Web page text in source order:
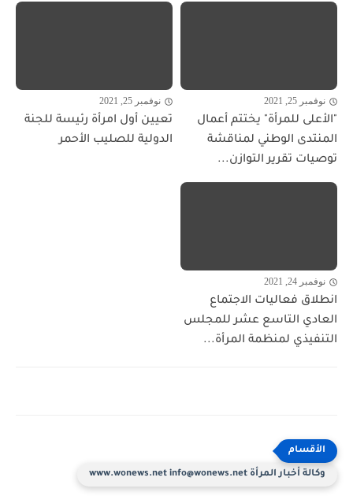
نوفمبر 25, 2021
"الأعلى للمرأة" يختتم أعمال
المنتدى الوطني لمناقشة
توصيات تقرير التوازن...
نوفمبر 25, 2021
تعيين أول امرأة رئيسة للجنة
الدولية للصليب الأحمر
نوفمبر 24, 2021
انطلاق فعاليات الاجتماع
العادي التاسع عشر للمجلس
التنفيذي لمنظمة المرأة...
وكالة أخبار المرأة www.wonews.net info@wonews.net